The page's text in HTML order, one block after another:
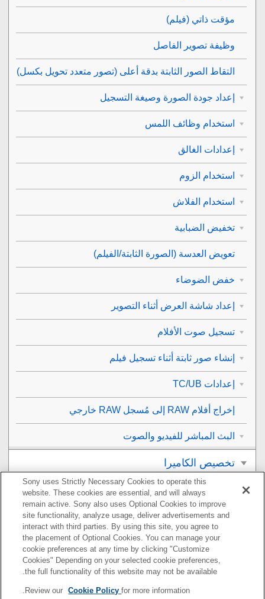
مؤقت ذاتي (فيلم)
وظيفة تصوير الفاصل
التقاط الصور الثابتة بدقة أعلى (تصور متعدد تحويل بكسل)
إعداد جودة الصورة وصيغة التسجيل
استخدام وظائف اللمس
إعدادات الغالق
استخدام الزوم
استخدام الفلاش
تخفيض الضبابية
تعويض العدسة (الصورة الثابتة/الفيلم)
خفض الضوضاء
إعداد شاشة العرض أثناء التصوير
تسجيل صوت الأفلام
إنشاء صور ثابتة أثناء تسجيل فيلم
إعدادات TC/UB
إخراج أفلام RAW إلى مُسجل RAW خارجي
البث المباشر للفيديو والصوت
تخصيص الكاميرا
العرض
تغيير إعدادات الكاميرا
الوظائف المتاحة باستخدام هاتف ذكي
استخدام كمبيوتر
استخدام خدمة السحابة
Sony uses Strictly Necessary Cookies to operate this
website. These cookies are essential, and will always
remain active. Sony also uses Optional Cookies to improve
site functionality, analyze usage, deliver advertisements and
interact with third parties. By using this site, you agree to
the placement of Optional Cookies. You can manage your
cookie preferences at any time by clicking "Customize
Cookies" Depending on your selected cookie preferences,
the full functionality of this website may not be available.
Review our Cookie Policyfor more information.